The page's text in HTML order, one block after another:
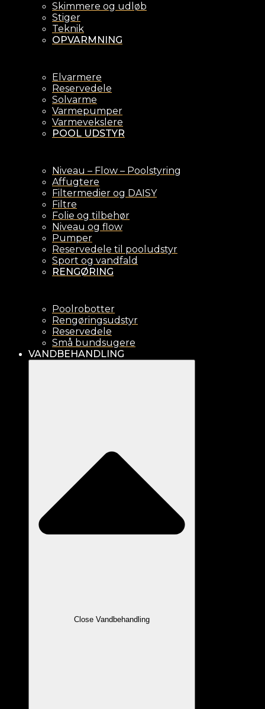
Skimmere og udløb
Stiger
Teknik
OPVARMNING
Elvarmere
Reservedele
Solvarme
Varmepumper
Varmevekslere
POOL UDSTYR
Niveau – Flow – Poolstyring
Affugtere
Filtermedier og DAISY
Filtre
Folie og tilbehør
Niveau og flow
Pumper
Reservedele til pooludstyr
Sport og vandfald
RENGØRING
Poolrobotter
Rengøringsudstyr
Reservedele
Små bundsugere
VANDBEHANDLING
Close Vandbehandling